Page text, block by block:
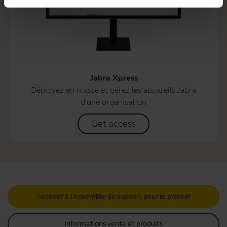
Jabra Xpress
Déployez en masse et gérez les appareils Jabra
d'une organisation
Get access
Accéder à l'ensemble du support pour le produit
Informations vente et produits